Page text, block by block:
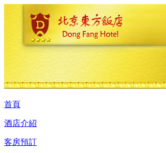
首頁
酒店介紹
客房預訂